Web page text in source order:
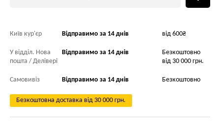
Київ кур'єр Відправимо за 14 днів від 600₴
У відділ. Нова
пошта / Делівері
Відправимо за 14 днів
Безкоштовно
від 30 000 грн.
Самовивіз Відправимо за 14 днів Безкоштовно
Безкоштовна доставка від 30 000 грн.